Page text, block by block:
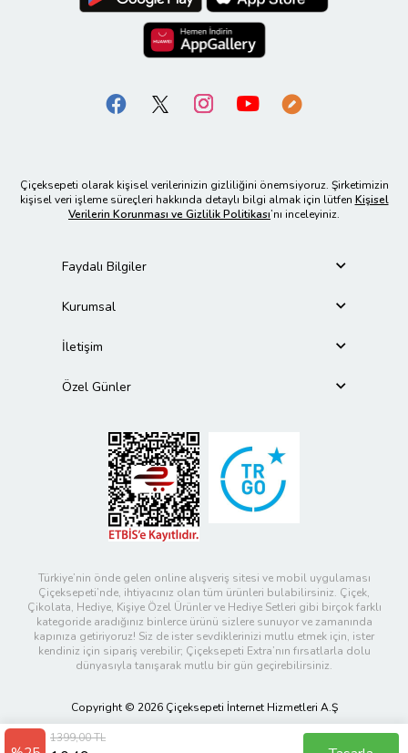
1399,00 TL
Çiçeksepeti olarak kişisel verilerinizin gizliliğini önemsiyoruz. Şirketimizin
kişisel veri işleme süreçleri hakkında detaylı bilgi almak için lütfen Kişisel
Verilerin Korunması ve Gizlilik Politikası’nı inceleyiniz.
Faydalı Bilgiler
Kurumsal
İletişim
Özel Günler
Türkiye’nin önde gelen online alışveriş sitesi ve mobil uygulaması
Çiçeksepeti’nde, ihtiyacınız olan tüm ürünleri bulabilirsiniz. Çiçek,
Çikolata, Hediye, Kişiye Özel Ürünler ve Hediye Setleri gibi birçok farklı
kategoride aradığınız binlerce ürünü sizlere sunuyor ve zamanında
kapınıza getiriyoruz! Siz de ister sevdiklerinizi mutlu etmek için, ister
kendiniz için sipariş verebilir; Çiçeksepeti Extra’nın fırsatlarla dolu
dünyasıyla tanışarak mutlu bir gün geçirebilirsiniz.
Copyright © 2026 Çiçeksepeti İnternet Hizmetleri A.Ş